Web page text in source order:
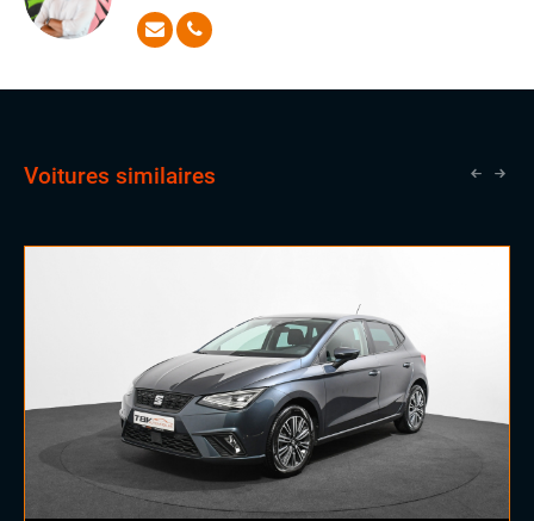
répondre à toutes vos questions et de satisfaire vos
attentes les plus exigeantes avec aisance
Voitures similaires